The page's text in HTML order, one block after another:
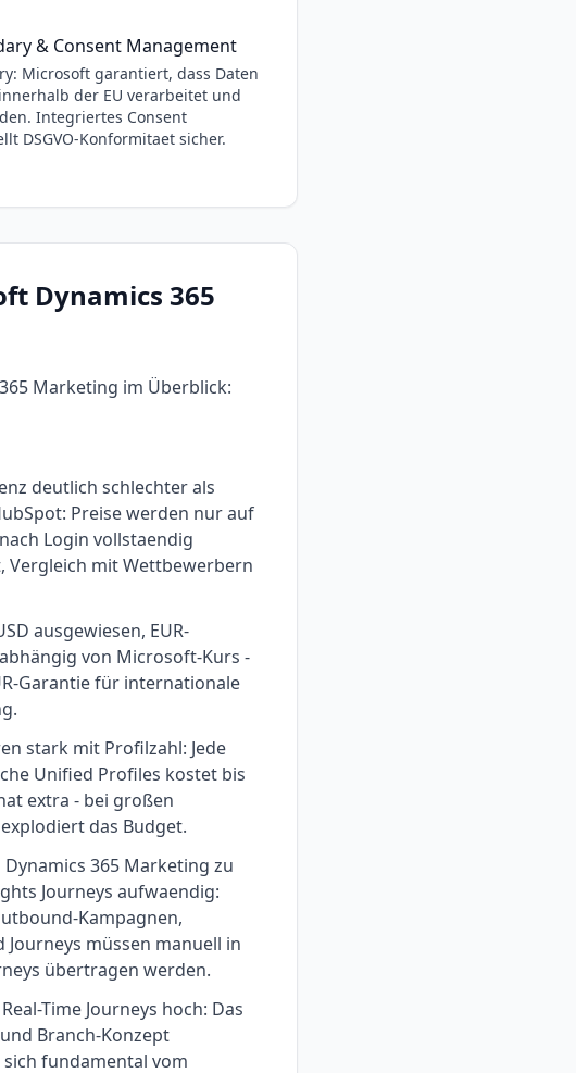
& Consent Management
Microsoft garantiert, dass Daten
der EU verarbeitet und
Integriertes Consent
DSGVO-Konformitaet sicher.
Dynamics 365
Marketing im Überblick:
deutlich schlechter als
Preise werden nur auf
Login vollstaendig
Vergleich mit Wettbewerbern
ausgewiesen, EUR-
von Microsoft-Kurs -
Garantie für internationale
stark mit Profilzahl: Jede
Unified Profiles kostet bis
extra - bei großen
das Budget.
365 Marketing zu
Journeys aufwaendig:
Kampagnen,
Journeys müssen manuell in
übertragen werden.
Time Journeys hoch: Das
Branch-Konzept
fundamental vom